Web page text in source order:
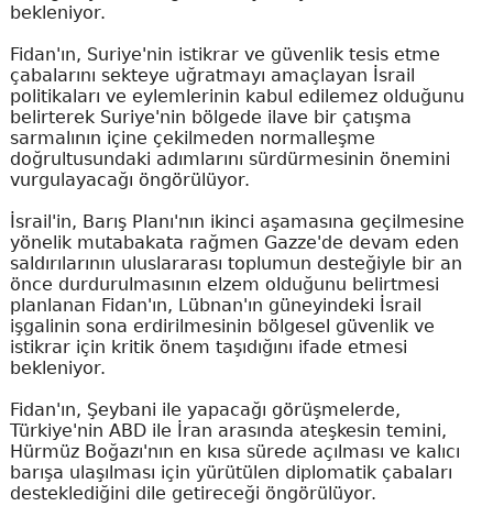
bekleniyor.
Fidan'ın, Suriye'nin istikrar ve güvenlik tesis etme
çabalarını sekteye uğratmayı amaçlayan İsrail
politikaları ve eylemlerinin kabul edilemez olduğunu
belirterek Suriye'nin bölgede ilave bir çatışma
sarmalının içine çekilmeden normalleşme
doğrultusundaki adımlarını sürdürmesinin önemini
vurgulayacağı öngörülüyor.
İsrail'in, Barış Planı'nın ikinci aşamasına geçilmesine
yönelik mutabakata rağmen Gazze'de devam eden
saldırılarının uluslararası toplumun desteğiyle bir an
önce durdurulmasının elzem olduğunu belirtmesi
planlanan Fidan'ın, Lübnan'ın güneyindeki İsrail
işgalinin sona erdirilmesinin bölgesel güvenlik ve
istikrar için kritik önem taşıdığını ifade etmesi
bekleniyor.
Fidan'ın, Şeybani ile yapacağı görüşmelerde,
Türkiye'nin ABD ile İran arasında ateşkesin temini,
Hürmüz Boğazı'nın en kısa sürede açılması ve kalıcı
barışa ulaşılması için yürütülen diplomatik çabaları
desteklediğini dile getireceği öngörülüyor.